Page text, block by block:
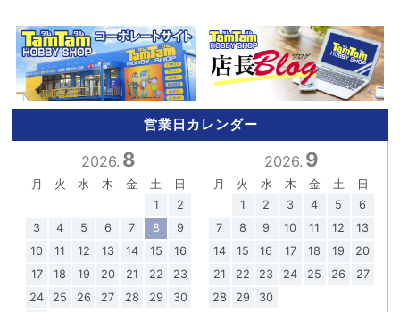
営業日カレンダー
2026. 8
月 火 水 木 金 土
日
1
2
3
4 5 6 7 8
9
10
11 12 13 14 15
16
17
18 19 20 21 22
23
24
25 26 27 28 29
30
2026. 9
月 火 水 木 金 土
日
1
2 3 4 5
6
7
8 9 10 11 12
13
14
15 16 17 18 19
20
21
22 23 24 25 26
27
28
29 30